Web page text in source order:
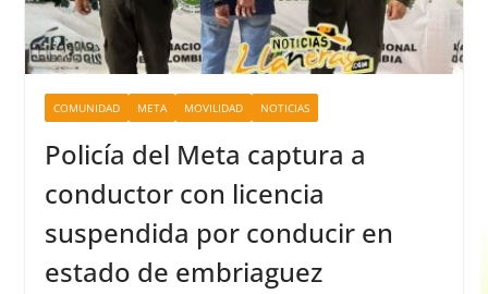
COMUNIDAD META MOVILIDAD NOTICIAS
Policía del Meta captura a
conductor con licencia
suspendida por conducir en
estado de embriaguez